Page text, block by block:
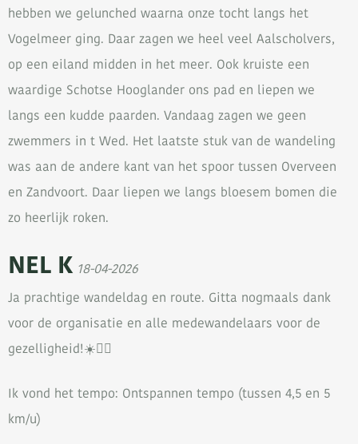
hebben we gelunched waarna onze tocht langs het
Vogelmeer ging. Daar zagen we heel veel Aalscholvers,
op een eiland midden in het meer. Ook kruiste een
waardige Schotse Hooglander ons pad en liepen we
langs een kudde paarden. Vandaag zagen we geen
zwemmers in t Wed. Het laatste stuk van de wandeling
was aan de andere kant van het spoor tussen Overveen
en Zandvoort. Daar liepen we langs bloesem bomen die
zo heerlijk roken.
NEL K 18-04-2026
Ja prachtige wandeldag en route. Gitta nogmaals dank
voor de organisatie en alle medewandelaars voor de
gezelligheid!☀️🙋‍♀️
Ik vond het tempo: Ontspannen tempo (tussen 4,5 en 5
km/u)